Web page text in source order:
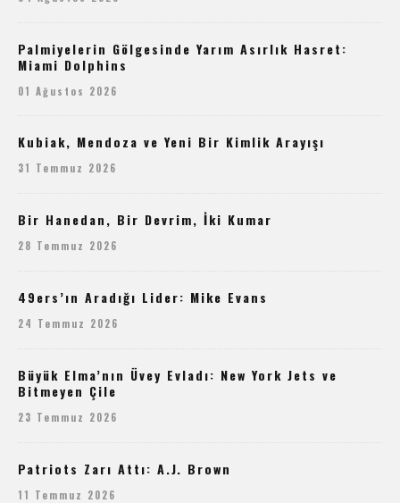
Palmiyelerin Gölgesinde Yarım Asırlık Hasret:
Miami Dolphins
01 Ağustos 2026
Kubiak, Mendoza ve Yeni Bir Kimlik Arayışı
31 Temmuz 2026
Bir Hanedan, Bir Devrim, İki Kumar
28 Temmuz 2026
49ers’ın Aradığı Lider: Mike Evans
24 Temmuz 2026
Büyük Elma’nın Üvey Evladı: New York Jets ve
Bitmeyen Çile
23 Temmuz 2026
Patriots Zarı Attı: A.J. Brown
11 Temmuz 2026